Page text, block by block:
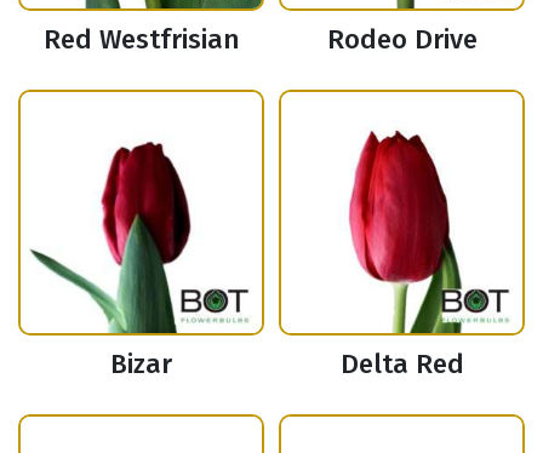
Red Westfrisian Rodeo Drive
Bizar Delta Red